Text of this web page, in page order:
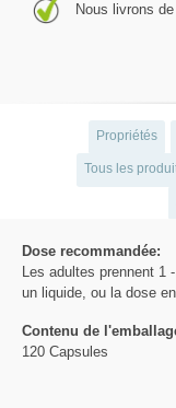
Nous livrons
Propriétés
Tous les
Dose recommandée:
Les adultes prennent 1
un liquide, ou la dose
Contenu de
120 Capsules